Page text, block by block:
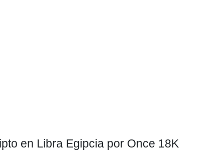
en Libra Egipcia por Once 18K